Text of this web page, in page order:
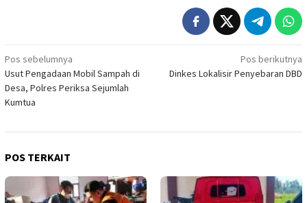
Navigasi
pos
Pos sebelumnya
Usut Pengadaan Mobil Sampah di
Desa, Polres Periksa Sejumlah
Kumtua
Pos berikutnya
Dinkes Lokalisir Penyebaran DBD
POS TERKAIT